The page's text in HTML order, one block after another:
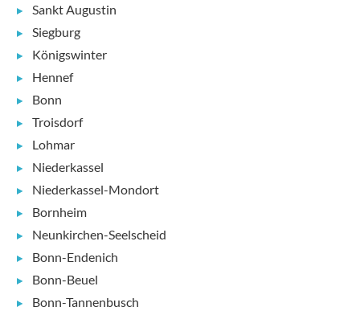
Sankt Augustin
Siegburg
Königswinter
Hennef
Bonn
Troisdorf
Lohmar
Niederkassel
Niederkassel-Mondort
Bornheim
Neunkirchen-Seelscheid
Bonn-Endenich
Bonn-Beuel
Bonn-Tannenbusch